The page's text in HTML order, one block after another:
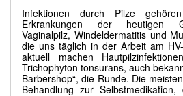
Infektionen durch Pilze
Erkrankungen der heutigen
Vaginalpilz, Windeldermatitis und
die uns täglich in der Arbeit am
aktuell machen
Trichophyton tonsurans, auch
Barbershop“, die Runde. Die
Behandlung zur